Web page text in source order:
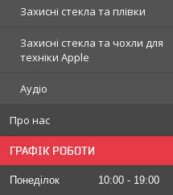
Захисні стекла та плівки
Захисні стекла та чохли для
техніки Apple
Аудіо
Про нас
ГРАФІК РОБОТИ
Понеділок 10:00
19:00